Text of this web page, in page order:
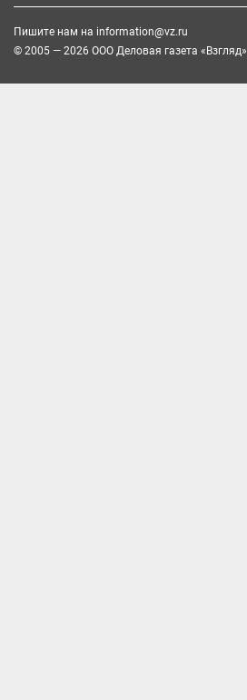
Пишите нам на information@vz.ru
© 2005 — 2026 ООО Деловая газета «Взгляд»